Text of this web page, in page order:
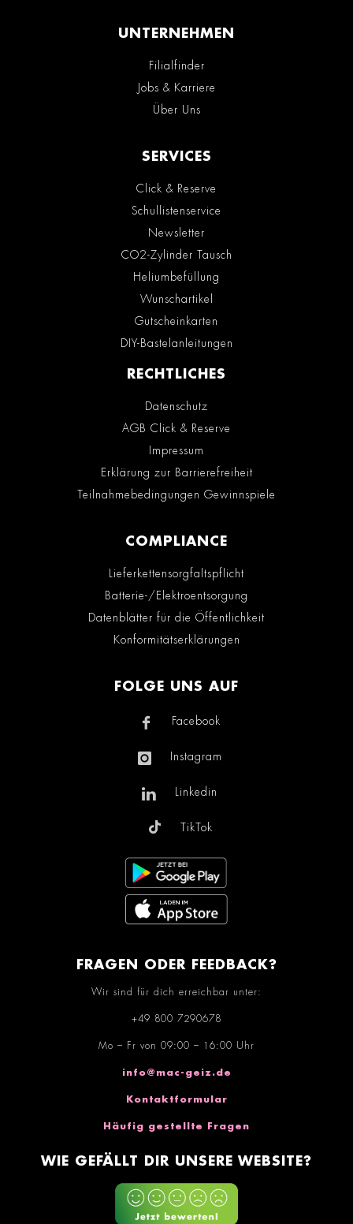
UNTERNEHMEN
Filialfinder
Jobs & Karriere
Über Uns
SERVICES
Click & Reserve
Schullistenservice
Newsletter
CO2-Zylinder Tausch
Heliumbefüllung
Wunschartikel
Gutscheinkarten
DIY-Bastelanleitungen
RECHTLICHES
Datenschutz
AGB Click & Reserve
Impressum
Erklärung zur Barrierefreiheit
Teilnahmebedingungen Gewinnspiele
COMPLIANCE
Lieferkettensorgfaltspflicht
Batterie-/Elektroentsorgung
Datenblätter für die Öffentlichkeit
Konformitätserklärungen
FOLGE UNS AUF
Facebook
Instagram
Linkedin
TikTok
FRAGEN ODER FEEDBACK?
Wir sind für dich erreichbar unter:
+49 800 7290678
Mo – Fr von 09:00 – 16:00 Uhr
info@mac-geiz.de
Kontaktformular
Häufig gestellte Fragen
WIE GEFÄLLT DIR UNSERE WEBSITE?